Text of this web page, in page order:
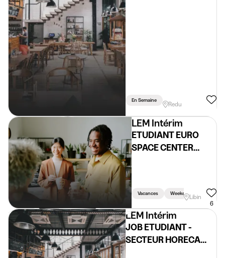
En Semaine
Redu
LEM Intérim
ETUDIANT EURO
SPACE CENTER
(H/F/X)
Vacances WeekendLibin
6
LEM Intérim
JOB ETUDIANT -
SECTEUR HORECA